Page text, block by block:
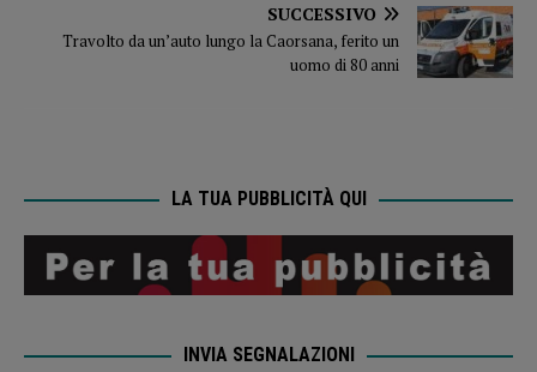
SUCCESSIVO
Travolto da un’auto lungo la Caorsana, ferito un
uomo di 80 anni
LA TUA PUBBLICITÀ QUI
INVIA SEGNALAZIONI